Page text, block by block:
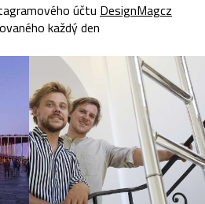
účtu DesignMagcz
každý den